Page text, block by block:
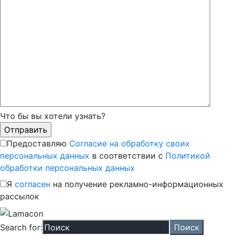
Что бы вы хотели узнать?
Предоставляю Согласие на обработку своих
персональных данных в соответствии с Политикой
обработки персональных данных
Я согласен на получение рекламно-информационных
рассылок
Search for: